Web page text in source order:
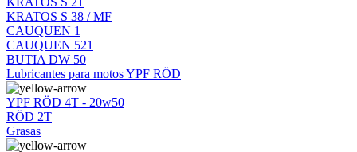
KRATOS S 38 / MF
CAUQUEN 1
CAUQUEN 521
BUTIA DW 50
Lubricantes para motos YPF RÖD
YPF RÖD 4T - 20w50
RÖD 2T
Grasas